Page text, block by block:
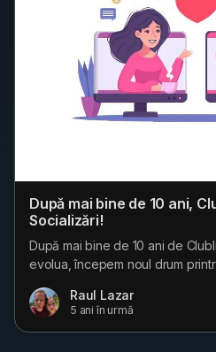
După mai bine de 10 ani,
Socializări!
După mai bine de 10 ani de
evolua, începem noul drum
și va fi ClubInterzis/Socializari?
loc de întâlnire pentru a facilita
Raul Lazar
5 ani în urmă